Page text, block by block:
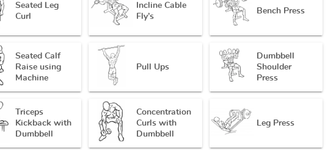
Seated Leg
Curl
Incline Cable
Fly’s
Bench Press
Seated Calf
Raise using
Machine
Pull Ups
Dumbbell
Shoulder
Press
Triceps
Kickback with
Dumbbell
Concentration
Curls with
Dumbbell
Leg Press